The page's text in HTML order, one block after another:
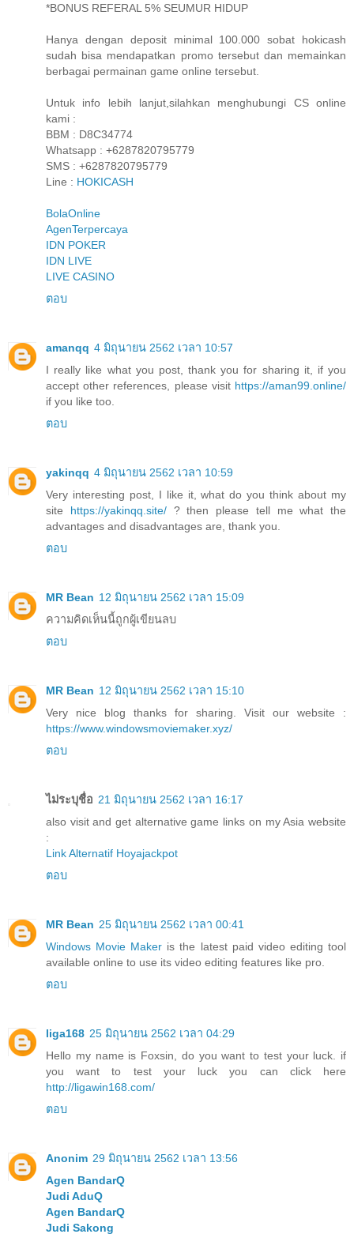
*BONUS REFERAL 5% SEUMUR HIDUP
Hanya dengan deposit minimal 100.000 sobat hokicash
sudah bisa mendapatkan promo tersebut dan memainkan
berbagai permainan game online tersebut.
Untuk info lebih lanjut,silahkan menghubungi CS online
kami :
BBM : D8C34774
Whatsapp : +6287820795779
SMS : +6287820795779
Line : HOKICASH
BolaOnline
AgenTerpercaya
IDN POKER
IDN LIVE
LIVE CASINO
ตอบ
amanqq 4 มิถุนายน 2562 เวลา 10:57
I really like what you post, thank you for sharing it, if you
accept other references, please visit https://aman99.online/
if you like too.
ตอบ
yakinqq 4 มิถุนายน 2562 เวลา 10:59
Very interesting post, I like it, what do you think about my
site https://yakinqq.site/? then please tell me what the
advantages and disadvantages are, thank you.
ตอบ
MR Bean 12 มิถุนายน 2562 เวลา 15:09
ความคิดเห็นนี้ถูกผู้เขียนลบ
ตอบ
MR Bean 12 มิถุนายน 2562 เวลา 15:10
Very nice blog thanks for sharing. Visit our website :
https://www.windowsmoviemaker.xyz/
ตอบ
ไม่ระบุชื่อ 21 มิถุนายน 2562 เวลา 16:17
also visit and get alternative game links on my Asia website
:
Link Alternatif Hoyajackpot
ตอบ
MR Bean 25 มิถุนายน 2562 เวลา 00:41
Windows Movie Maker is the latest paid video editing tool
available online to use its video editing features like pro.
ตอบ
liga168 25 มิถุนายน 2562 เวลา 04:29
Hello my name is Foxsin, do you want to test your luck. if
you want to test your luck you can click here
http://ligawin168.com/
ตอบ
Anonim 29 มิถุนายน 2562 เวลา 13:56
Agen BandarQ
Judi AduQ
Agen BandarQ
Judi Sakong